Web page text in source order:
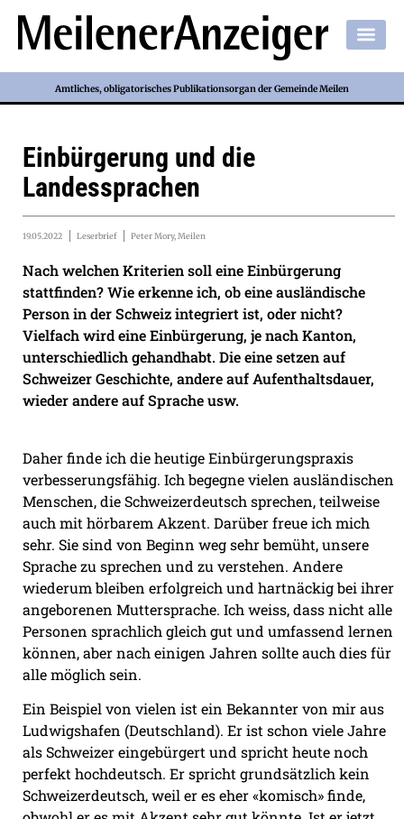
Amtliches, obligatorisches Publikationsorgan der Gemeinde Meilen
Einbürgerung und die
Landessprachen
19.05.2022 Leserbrief Peter Mory, Meilen
Nach welchen Kriterien soll eine Einbürgerung
stattfinden? Wie erkenne ich, ob eine ausländische
Person in der Schweiz integriert ist, oder nicht?
Vielfach wird eine Einbürgerung, je nach Kanton,
unterschiedlich gehandhabt. Die eine setzen auf
Schweizer Geschichte, andere auf Aufenthaltsdauer,
wieder andere auf Sprache usw.
Daher finde ich die heutige Einbürgerungspraxis
verbesserungsfähig. Ich begegne vielen ausländischen
Menschen, die Schweizerdeutsch sprechen, teilweise
auch mit hörbarem Akzent. Darüber freue ich mich
sehr. Sie sind von Beginn weg sehr bemüht, unsere
Sprache zu sprechen und zu verstehen. Andere
wiederum bleiben erfolgreich und hartnäckig bei ihrer
angeborenen Muttersprache. Ich weiss, dass nicht alle
Personen sprachlich gleich gut und umfassend lernen
können, aber nach einigen Jahren sollte auch dies für
alle möglich sein.
Ein Beispiel von vielen ist ein Bekannter von mir aus
Ludwigshafen (Deutschland). Er ist schon viele Jahre
als Schweizer eingebürgert und spricht heute noch
perfekt hochdeutsch. Er spricht grundsätzlich kein
Schweizerdeutsch, weil er es eher «komisch» finde,